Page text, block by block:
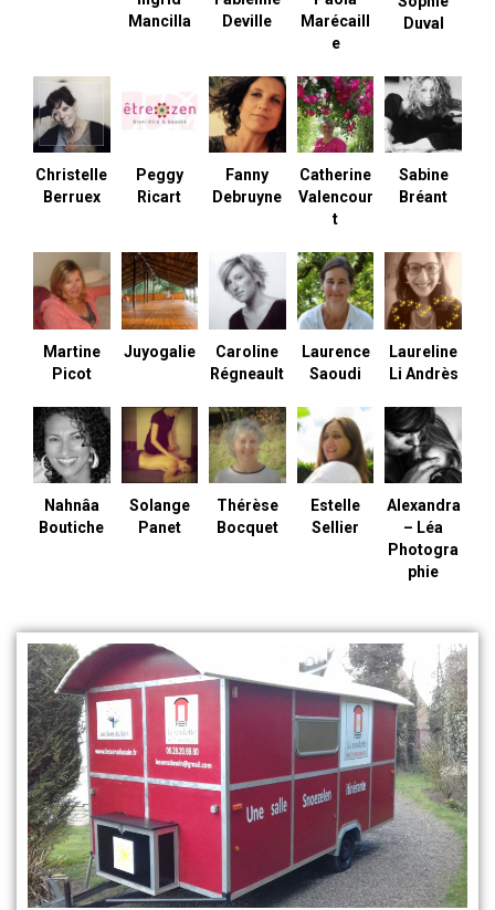
Mancilla
Deville
Marécaill
e
Duval
Christelle
Berruex
Peggy
Ricart
Fanny
Debruyne
Catherine
Valencour
t
Sabine
Bréant
Martine
Picot
Juyogalie
Caroline
Régneault
Laurence
Saoudi
Laureline
Li Andrès
Nahnâa
Boutiche
Solange
Panet
Thérèse
Bocquet
Estelle
Sellier
Alexandra
– Léa
Photogra
phie